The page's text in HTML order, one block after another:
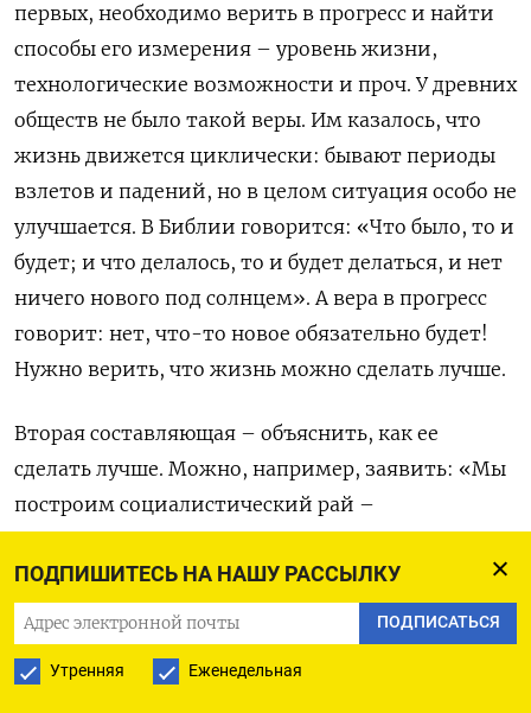
ПОДПИШИТЕСЬ НА НАШУ РАССЫЛКУ
ПОДПИСАТЬСЯ
Утренняя Еженедельная
первых, необходимо верить в прогресс и найти
способы его измерения – уровень жизни,
технологические возможности и проч. У древних
обществ не было такой веры. Им казалось, что
жизнь движется циклически: бывают периоды
взлетов и падений, но в целом ситуация особо не
улучшается. В Библии говорится: «Что было, то и
будет; и что делалось, то и будет делаться, и нет
ничего нового под солнцем». А вера в прогресс
говорит: нет, что-то новое обязательно будет!
Нужно верить, что жизнь можно сделать лучше.
Вторая составляющая – объяснить, как ее
сделать лучше. Можно, например, заявить: «Мы
построим социалистический рай –
создадим общество, где все будут равны», и тому
подобное. Но мне кажется, что здесь самое
важное – это знание, прежде всего научное
знание: нужно понимать природные явления и